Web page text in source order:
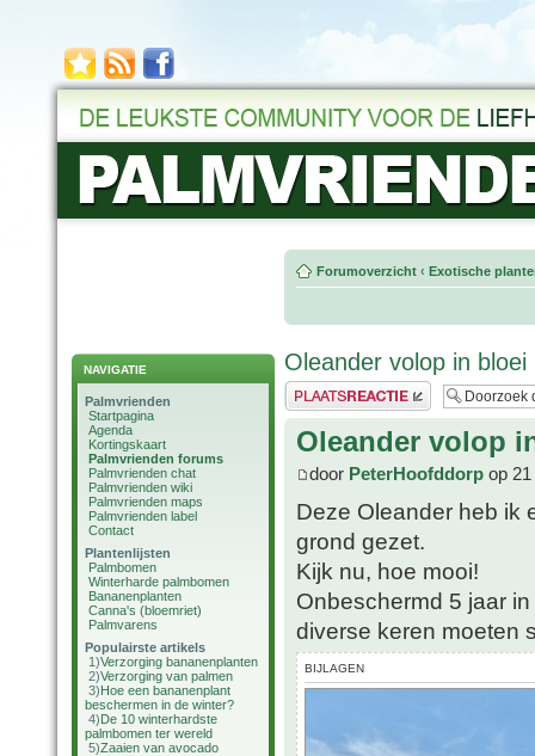
NAVIGATIE
Palmvrienden
Startpagina
Agenda
Kortingskaart
Palmvrienden forums
Palmvrienden chat
Palmvrienden wiki
Palmvrienden maps
Palmvrienden label
Contact
Plantenlijsten
Palmbomen
Winterharde palmbomen
Bananenplanten
Canna's (bloemriet)
Palmvarens
Populairste artikels
1)Verzorging bananenplanten
2)Verzorging van palmen
3)Hoe een bananenplant
beschermen in de winter?
4)De 10 winterhardste
palmbomen ter wereld
5)Zaaien van avocado
Forumoverzicht ‹ Exotische
Oleander volop in bloei
Plaats een reactie
Oleander volop
door PeterHoofddorp op
Deze Oleander heb ik
grond gezet.
Kijk nu, hoe mooi!
Onbeschermd 5 jaar
diverse keren moeten
BIJLAGEN